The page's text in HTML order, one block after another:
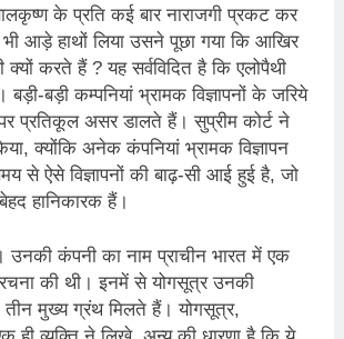
काव्य गोष्ठी एवं सम्मान समारोह’ का भव्य आयोजन
अबकी बार हुए न पार
2 Years Ago
बिहारी लाल समाज सेवा मे
3 Years Ago
)
के स्टाल पर अपनी पुस्तक को प्रदर्शित/विमोचन
के प्रति कई बार नाराजगी प्रकट कर
आड़े हाथों लिया उसने पूछा गया कि आखिर
करते हैं ? यह सर्वविदित है कि एलोपैथी
बड़ी कम्पनियां भ्रामक विज्ञापनों के जरिये
प्रतिकूल असर डालते हैं। सुप्रीम कोर्ट ने
क्योंकि अनेक कंपनियां भ्रामक विज्ञापन
ऐसे विज्ञापनों की बाढ़-सी आई हुई है, जो
हानिकारक हैं।
उनकी कंपनी का नाम प्राचीन भारत में एक
की थी। इनमें से योगसूत्र उनकी
तीन मुख्य ग्रंथ मिलते हैं। योगसूत्र,